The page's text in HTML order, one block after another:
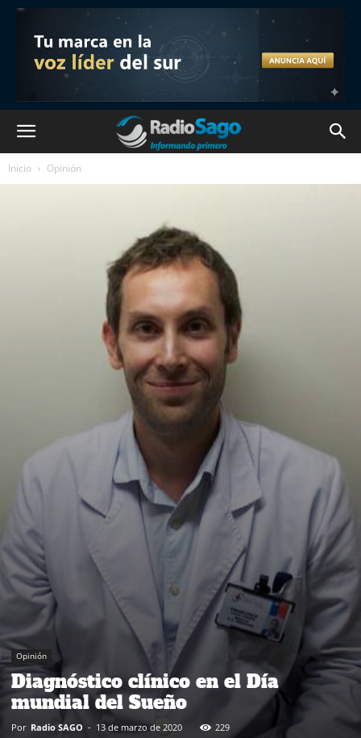
Inicio Opinión
Opinión
Diagnóstico clínico en el Día
mundial del Sueño
Por Radio SAGO - 13 de marzo de 2020 229